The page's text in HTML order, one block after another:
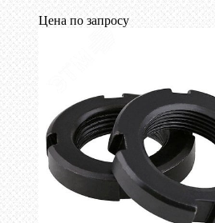
Цена по запросу